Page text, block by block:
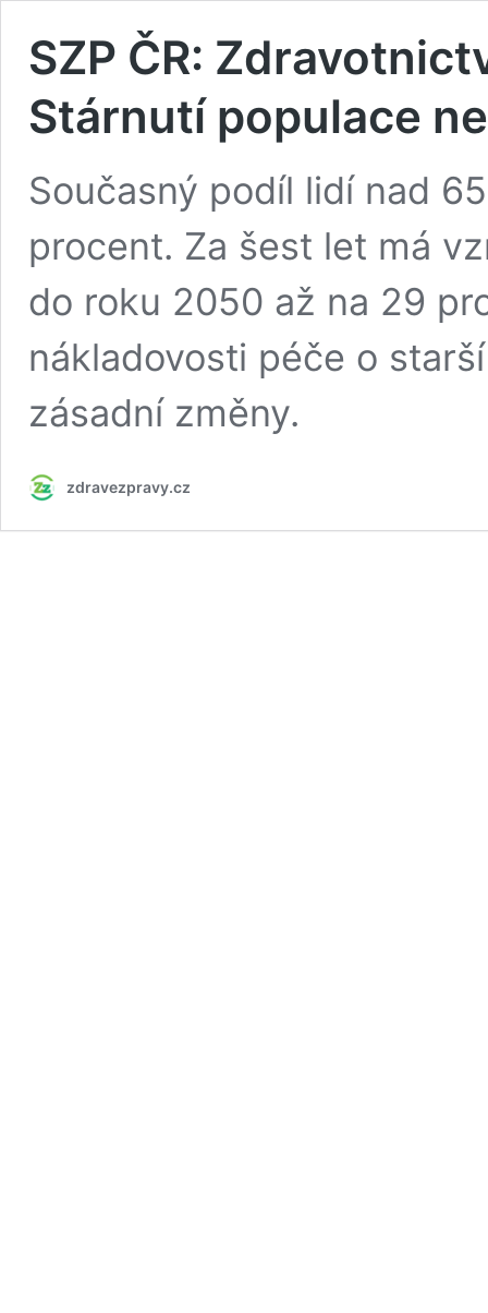
SZP ČR:
Stárnutí populace
Současný podíl lidí nad
procent. Za šest let má
do roku 2050 až na 29
nákladovosti péče o
zásadní změny.
zdravezpravy.cz